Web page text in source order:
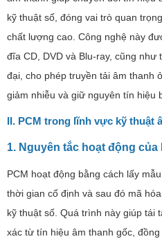
kỹ thuật số, đóng vai trò quan
chất lượng cao. Công nghệ này
đĩa CD, DVD và Blu-ray, cũng như
đại, cho phép truyền tải âm thanh
giảm nhiễu và giữ nguyên tín hiệu
II. PCM trong lĩnh vực kỹ thuật
1. Nguyên tắc hoạt động của
PCM hoạt động bằng cách lấy
thời gian cố định và sau đó mã
kỹ thuật số. Quá trình này giúp tái
xác từ tín hiệu âm thanh gốc,